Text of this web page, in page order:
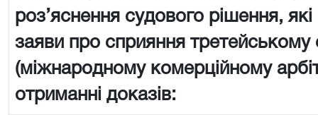
роз’яснення судового рішення,
заяви про сприяння третейському
(міжнародному комерційному
отриманні доказів: